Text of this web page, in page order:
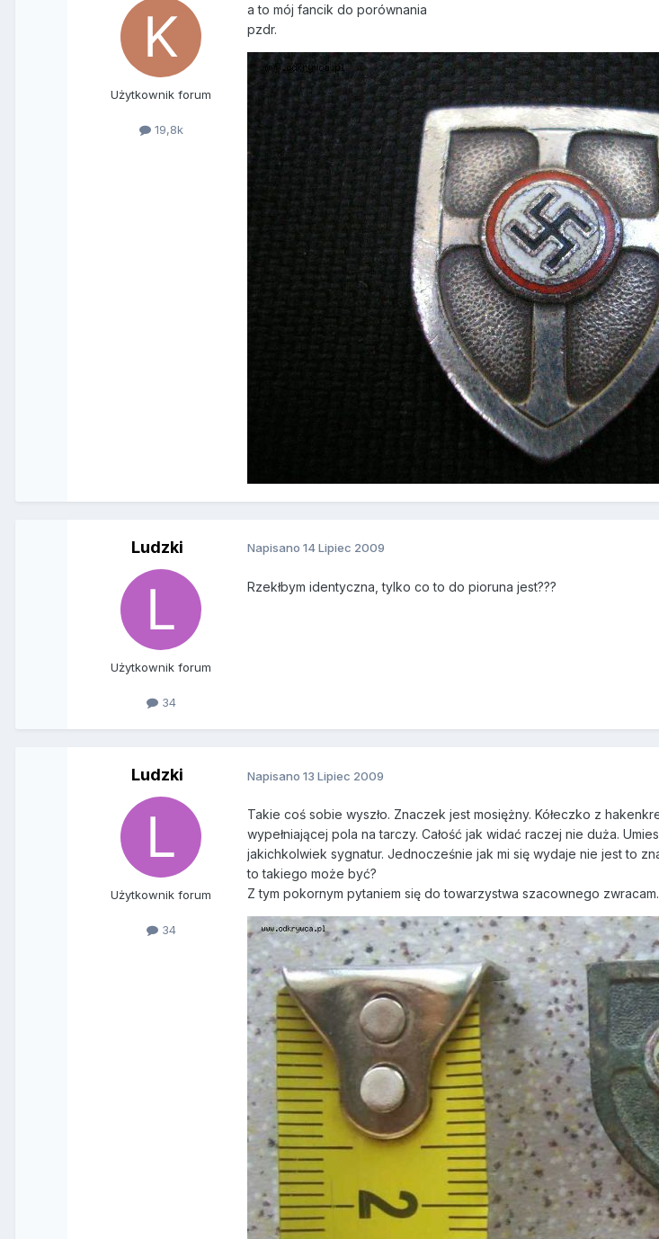
Użytkownik forum
19,8k
a to mój fancik do porównania
pzdr.
Ludzki
Użytkownik forum
34
Napisano14 Lipiec 2009
Rzekłbym identyczna, tylko co to do pioruna jest???
Ludzki
Użytkownik forum
34
Napisano13 Lipiec 2009
Takie coś sobie wyszło. Znaczek jest mosiężny. Kółeczko z
wypełniającej pola na tarczy. Całość jak widać raczej nie duża.
jakichkolwiek sygnatur. Jednocześnie jak mi się wydaje nie jest to
to takiego może być?
Z tym pokornym pytaniem się do towarzystwa szacownego zwracam.